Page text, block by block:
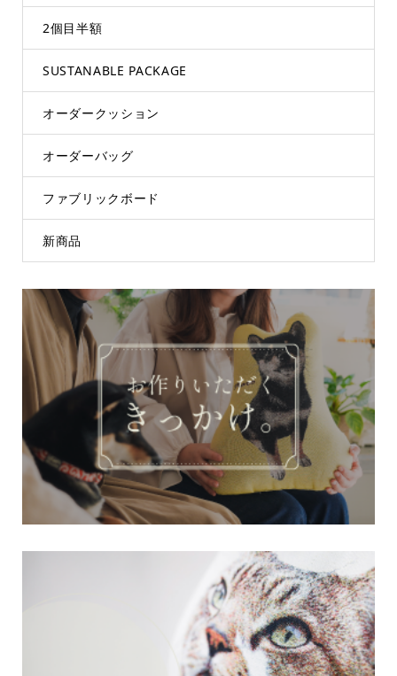
2個目半額
SUSTANABLE PACKAGE
オーダークッション
オーダーバッグ
ファブリックボード
新商品